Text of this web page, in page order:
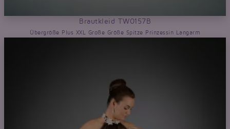
Brautkleid TW0157B
Übergröße Plus XXL Große Größe Spitze Prinzessin Langarm